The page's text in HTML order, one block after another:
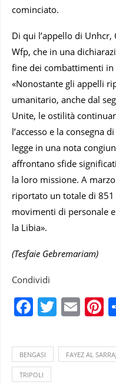
cominciato.
Di qui l’appello di
Wfp, che in una
fine dei combattimenti
«Nonostante gli appelli
umanitario, anche dal
Unite, le ostilità
l’accesso e la consegna
legge in una nota
affrontano sfide
la loro missione. A
riportato un totale di 851
movimenti di personale
la Libia».
(Tesfaie Gebremariam)
Condividi
BENGASI FAYEZ AL SARRAJ
TRIPOLI